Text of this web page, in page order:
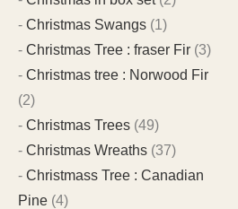
Christmas Swangs (1)
Christmas Tree : fraser Fir (3)
Christmas tree : Norwood Fir
(2)
Christmas Trees (49)
Christmas Wreaths (37)
Christmass Tree : Canadian
Pine (4)